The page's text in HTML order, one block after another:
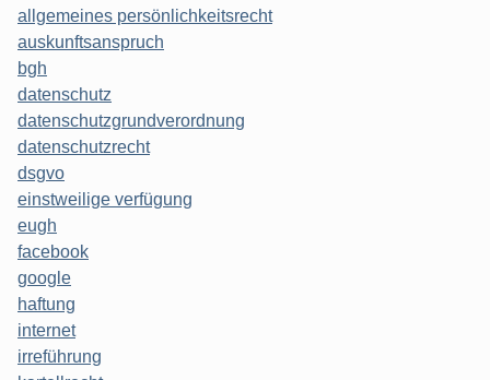
allgemeines persönlichkeitsrecht
auskunftsanspruch
bgh
datenschutz
datenschutzgrundverordnung
datenschutzrecht
dsgvo
einstweilige verfügung
eugh
facebook
google
haftung
internet
irreführung